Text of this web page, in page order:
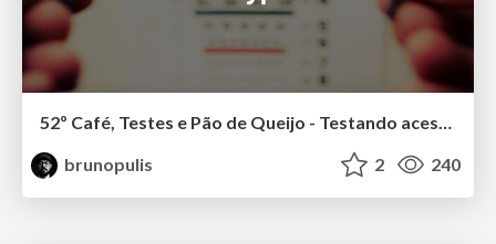
52º Café, Testes e Pão de Queijo - Testando acessibilidade com Cypress
brunopulis
2 240